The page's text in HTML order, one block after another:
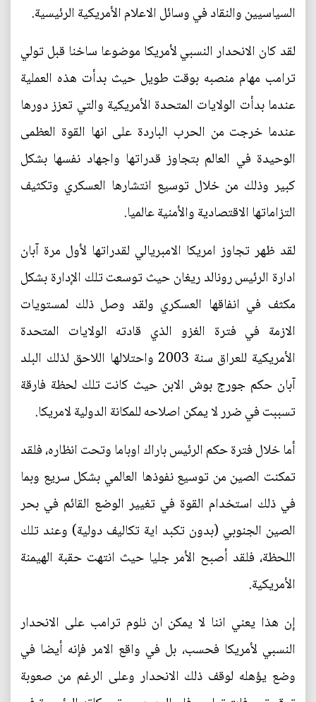
السياسيين والنقاد في وسائل الاعلام الأمريكية الرئيسية.
لقد كان الانحدار النسبي لأمريكا موضوعا ساخنا قبل تولي
ترامب مهام منصبه بوقت طويل حيث بدأت هذه العملية
عندما بدأت الولايات المتحدة الأمريكية والتي تعزز دورها
عندما خرجت من الحرب الباردة على انها القوة العظمى
الوحيدة في العالم بتجاوز قدراتها واجهاد نفسها بشكل
كبير وذلك من خلال توسيع انتشارها العسكري وتكثيف
التزاماتها الاقتصادية والأمنية عالميا.
لقد ظهر تجاوز امريكا الامبريالي لقدراتها لأول مرة آبان
ادارة الرئيس رونالد ريغان حيث توسعت تلك الإدارة بشكل
مكثف في انفاقها العسكري ولقد وصل ذلك لمستويات
الازمة في فترة الغزو الذي قادته الولايات المتحدة
الأمريكية للعراق سنة 2003 واحتلالها اللاحق لذلك البلد
آبان حكم جورج بوش الابن حيث كانت تلك لحظة فارقة
تسببت في ضرر لا يمكن اصلاحه للمكانة الدولية لامريكا.
أما خلال فترة حكم الرئيس باراك اوباما وتحت انظاره، فلقد
تمكنت الصين من توسيع نفوذها العالمي بشكل سريع وبما
في ذلك استخدام القوة في تغيير الوضع القائم في بحر
الصين الجنوبي (بدون تكبد اية تكاليف دولية) وعند تلك
اللحظة، فلقد أصبح الأمر جليا حيث انتهت حقبة الهيمنة
الأمريكية.
إن هذا يعني اننا لا يمكن ان نلوم ترامب على الانحدار
النسبي لأمريكا فحسب، بل في واقع الامر فإنه أيضا في
وضع يؤهله لوقف ذلك الانحدار وعلى الرغم من صعوبة